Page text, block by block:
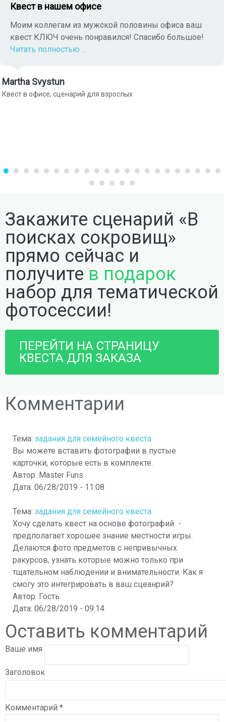
Квест в нашем офисе
Моим коллегам из мужской половины офиса ваш
квест КЛЮЧ очень понравился! Спасибо большое!
Читать полностью ...
Martha Svystun
Квест в офисе, сценарий для взрослых
Закажите сценарий «В
поисках сокровищ»
прямо сейчас и
получите в подарок
набор для тематической
фотосессии!
ПЕРЕЙТИ НА СТРАНИЦУ
КВЕСТА ДЛЯ ЗАКАЗА
Комментарии
Тема: задания для семейного квеста
Вы можете вставить фотографии в пустые
карточки, которые есть в комплекте.
Автор: Master Funs
Дата: 06/28/2019 - 11:08
Тема: задания для семейного квеста
Хочу сделать квест на основе фотографий -
предполагает хорошее знание местности игры.
Делаются фото предметов с непривычных
ракурсов, узнать которые можно только при
тщательном наблюдении и внимательности. Как я
смогу это интегрировать в ваш сцеанрий?
Автор: Гость
Дата: 06/28/2019 - 09:14
Оставить комментарий
Ваше имя
Заголовок
Комментарий *